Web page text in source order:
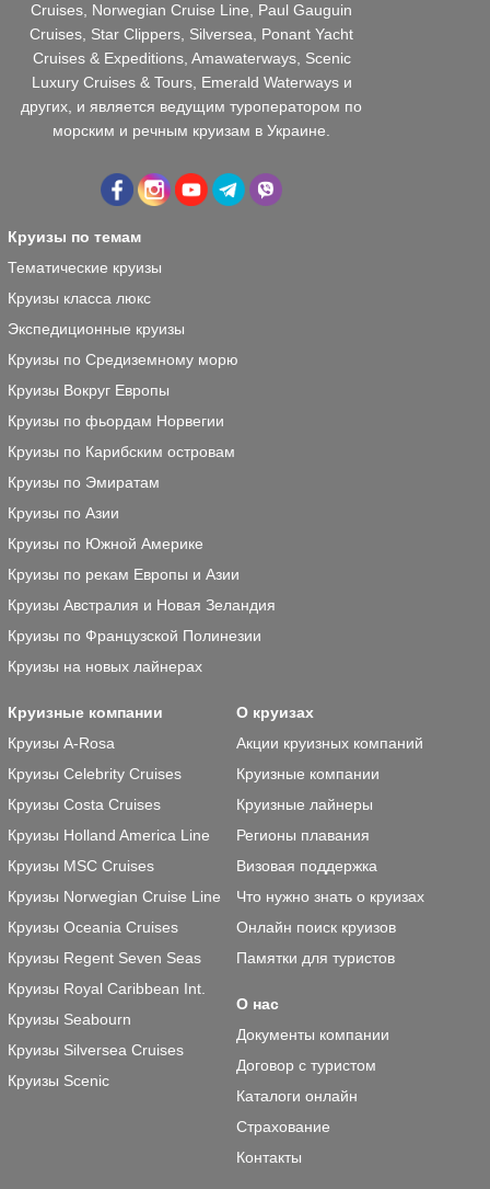
Cruises, Norwegian Cruise Line, Paul Gauguin
Cruises, Star Clippers, Silversea, Ponant Yacht
Cruises & Expeditions, Amawaterways, Scenic
Luxury Cruises & Tours, Emerald Waterways и
других, и является ведущим туроператором по
морским и речным круизам в Украине.
Круизы по темам
Тематические круизы
Круизы класса люкс
Экспедиционные круизы
Круизы по Средиземному морю
Круизы Вокруг Европы
Круизы по фьордам Норвегии
Круизы по Карибским островам
Круизы по Эмиратам
Круизы по Азии
Круизы по Южной Америке
Круизы по рекам Европы и Азии
Круизы Австралия и Новая Зеландия
Круизы по Французской Полинезии
Круизы на новых лайнерах
Круизные компании
Круизы A-Rosa
Круизы Celebrity Cruises
Круизы Costa Cruises
Круизы Holland America Line
Круизы MSC Cruises
Круизы Norwegian Cruise Line
Круизы Oceania Cruises
Круизы Regent Seven Seas
Круизы Royal Caribbean Int.
Круизы Seabourn
Круизы Silversea Cruises
Круизы Scenic
О круизах
Акции круизных компаний
Круизные компании
Круизные лайнеры
Регионы плавания
Визовая поддержка
Что нужно знать о круизах
Онлайн поиск круизов
Памятки для туристов
О нас
Документы компании
Договор с туристом
Каталоги онлайн
Страхование
Контакты